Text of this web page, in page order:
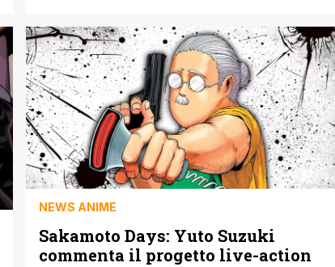
animato di Sakamoto Days ha rotto il silenzio sul futuro
della serie, annunciando ufficialmente che la seconda
stagione debutterà a partire da gennaio 2027. Per
l'occasione, lo studio di [']
NEWS ANIME
Sakamoto Days: Yuto Suzuki
commenta il progetto live-action